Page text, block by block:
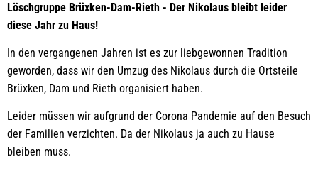
Löschgruppe Brüxken-Dam-Rieth - Der Nikolaus bleibt leider
diese Jahr zu Haus!
In den vergangenen Jahren ist es zur liebgewonnen Tradition
geworden, dass wir den Umzug des Nikolaus durch die Ortsteile
Brüxken, Dam und Rieth organisiert haben.
Leider müssen wir aufgrund der Corona Pandemie auf den Besuch
der Familien verzichten. Da der Nikolaus ja auch zu Hause
bleiben muss.